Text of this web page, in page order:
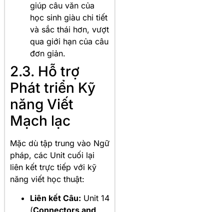
giúp câu văn của
học sinh giàu chi tiết
và sắc thái hơn, vượt
qua giới hạn của câu
đơn giản.
2.3. Hỗ trợ
Phát triển Kỹ
năng Viết
Mạch lạc
Mặc dù tập trung vào Ngữ
pháp, các Unit cuối lại
liên kết trực tiếp với kỹ
năng viết học thuật:
Liên kết Câu: Unit 14